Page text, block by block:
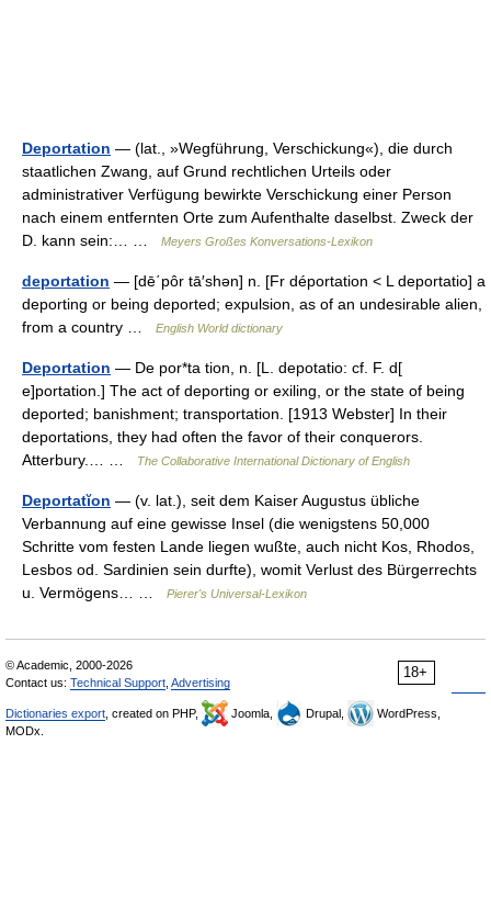
Deportation — (lat., »Wegführung, Verschickung«), die durch
staatlichen Zwang, auf Grund rechtlichen Urteils oder
administrativer Verfügung bewirkte Verschickung einer Person
nach einem entfernten Orte zum Aufenthalte daselbst. Zweck der
D. kann sein:… …
Meyers Großes Konversations-Lexikon
deportation — [dē΄pôr tā′shən] n. [Fr déportation < L deportatio] a
deporting or being deported; expulsion, as of an undesirable alien,
from a country …
English World dictionary
Deportation — De por*ta tion, n. [L. depotatio: cf. F. d[
e]portation.] The act of deporting or exiling, or the state of being
deported; banishment; transportation. [1913 Webster] In their
deportations, they had often the favor of their conquerors.
Atterbury.… …
The Collaborative International Dictionary of English
Deportatĭon — (v. lat.), seit dem Kaiser Augustus übliche
Verbannung auf eine gewisse Insel (die wenigstens 50,000
Schritte vom festen Lande liegen wußte, auch nicht Kos, Rhodos,
Lesbos od. Sardinien sein durfte), womit Verlust des Bürgerrechts
u. Vermögens… …
Pierer's Universal-Lexikon
18+
© Academic, 2000-2026
Contact us: Technical Support Advertising
Dictionaries export , created on PHP, Joomla, Drupal,
WordPress,
MODx.